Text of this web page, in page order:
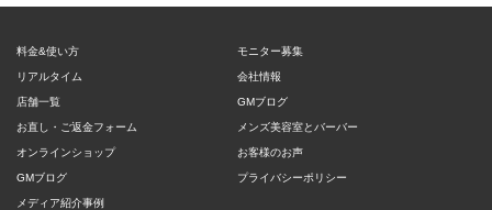
料金&使い方
リアルタイム
店舗一覧
お直し・ご返金フォーム
オンラインショップ
GMブログ
メディア紹介事例
モニター募集
会社情報
GMブログ
メンズ美容室とバーバー
お客様のお声
プライバシーポリシー